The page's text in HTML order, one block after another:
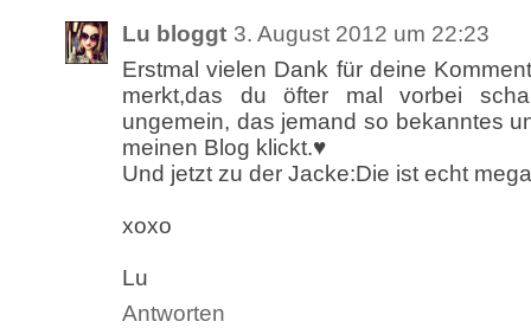
Lu bloggt 3. August 2012 um 22:23
Erstmal vielen Dank für deine
merkt,das du öfter mal vorbei
ungemein, das jemand so bekanntes
meinen Blog klickt.♥
Und jetzt zu der Jacke:Die ist echt
xoxo
Lu
Antworten